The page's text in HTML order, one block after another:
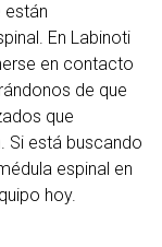
están
En Labinoti
en contacto
de que
que
Si está buscando
espinal en
hoy.